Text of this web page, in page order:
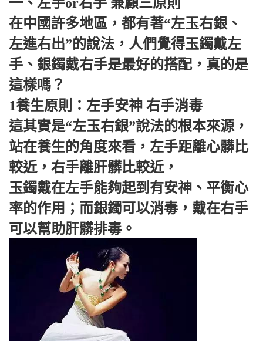
一、左手or右手 兼顧三原則
在中國許多地區，都有著“左玉右銀、
左進右出”的說法，人們覺得玉鐲戴左
手、銀鐲戴右手是最好的搭配，真的是
這樣嗎？
1養生原則：左手安神 右手消毒
這其實是“左玉右銀”說法的根本來源，
站在養生的角度來看，左手距離心髒比
較近，右手離肝髒比較近，
玉鐲戴在左手能夠起到有安神、平衡心
率的作用；而銀鐲可以消毒，戴在右手
可以幫助肝髒排毒。